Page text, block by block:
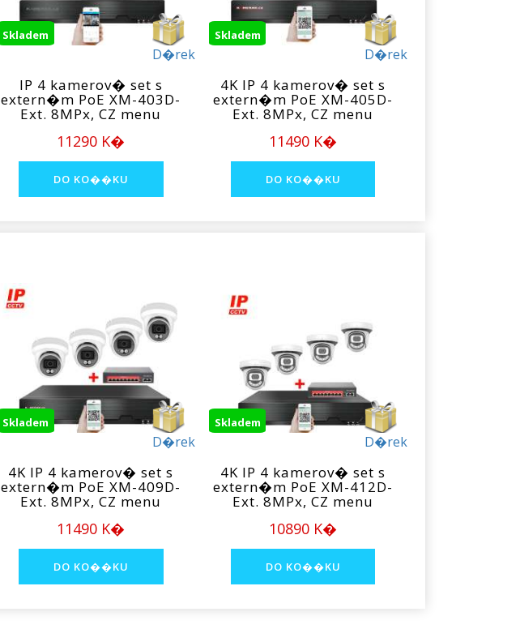
D�rek
Skladem
IP 4 kamerov� set s
extern�m PoE XM-403D-
Ext. 8MPx, CZ menu
11290 K�
D�rek
Skladem
4K IP 4 kamerov� set s
extern�m PoE XM-405D-
Ext. 8MPx, CZ menu
11490 K�
D�rek
Skladem
4K IP 4 kamerov� set s
extern�m PoE XM-409D-
Ext. 8MPx, CZ menu
11490 K�
D�rek
Skladem
4K IP 4 kamerov� set s
extern�m PoE XM-412D-
Ext. 8MPx, CZ menu
10890 K�